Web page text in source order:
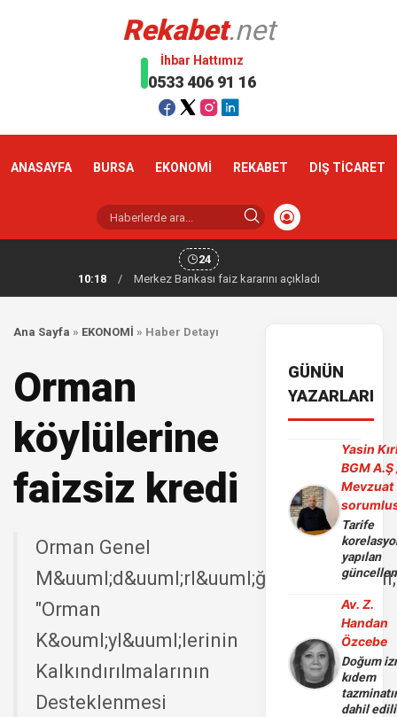
Rekabet.net
İhbar Hattımız
0533 406 91 16
ANASAYFA BURSA EKONOMİ REKABET DIŞ TİCARET
24
10:18
/ Merkez Bankası faiz kararını açıkladı
Ana Sayfa » EKONOMİ » Haber Detayı
Orman
köylülerine
faizsiz kredi
Orman Genel
"Orman
K&ouml;yl&uuml;lerinin
Kalkındırılmalarının
Desteklenmesi
GÜNÜN
YAZARLARI
Yasin
BGM A.Ş
Mevzuat
Tarife
yapılan
Av. Z.
Handan
Özcebe
Doğum
kıdem
dahil